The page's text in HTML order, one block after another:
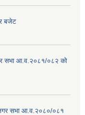
बजेट
सभा आ.व.२०८१/०८२ को
सभा आ.व.२०८०/०८१